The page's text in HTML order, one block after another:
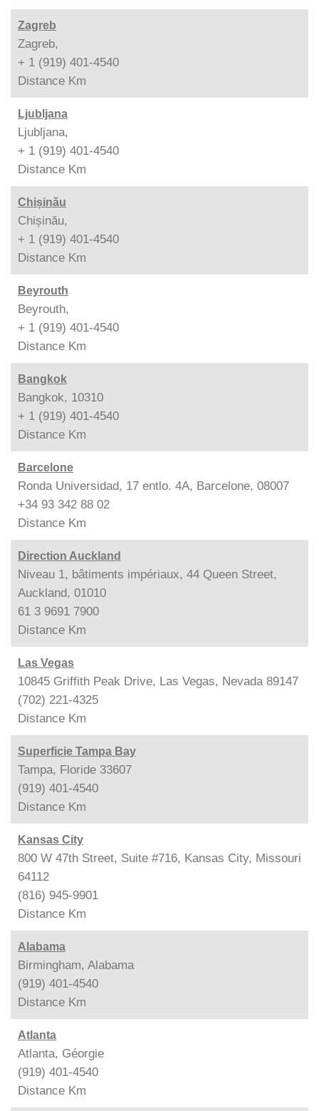
Zagreb
Zagreb,
+ 1 (919) 401-4540
Distance Km
Ljubljana
Ljubljana,
+ 1 (919) 401-4540
Distance Km
Chișinău
Chișinău,
+ 1 (919) 401-4540
Distance Km
Beyrouth
Beyrouth,
+ 1 (919) 401-4540
Distance Km
Bangkok
Bangkok, 10310
+ 1 (919) 401-4540
Distance Km
Barcelone
Ronda Universidad, 17 entlo. 4A, Barcelone, 08007
+34 93 342 88 02
Distance Km
Direction Auckland
Niveau 1, bâtiments impériaux, 44 Queen Street,
Auckland, 01010
61 3 9691 7900
Distance Km
Las Vegas
10845 Griffith Peak Drive, Las Vegas, Nevada 89147
(702) 221-4325
Distance Km
Superficie Tampa Bay
Tampa, Floride 33607
(919) 401-4540
Distance Km
Kansas City
800 W 47th Street, Suite #716, Kansas City, Missouri
64112
(816) 945-9901
Distance Km
Alabama
Birmingham, Alabama
(919) 401-4540
Distance Km
Atlanta
Atlanta, Géorgie
(919) 401-4540
Distance Km